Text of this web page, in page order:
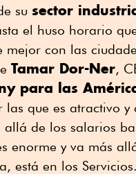
su sector
el huso horario
mejor con las
Tamar Dor-Ner,
para las
las que es atractivo y
allá de los salarios
enorme y va más
está en los